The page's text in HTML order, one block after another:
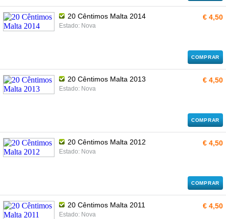
20 Cêntimos Malta 2014
Estado: Nova
€ 4,50
COMPRAR
20 Cêntimos Malta 2013
Estado: Nova
€ 4,50
COMPRAR
20 Cêntimos Malta 2012
Estado: Nova
€ 4,50
COMPRAR
20 Cêntimos Malta 2011
Estado: Nova
€ 4,50